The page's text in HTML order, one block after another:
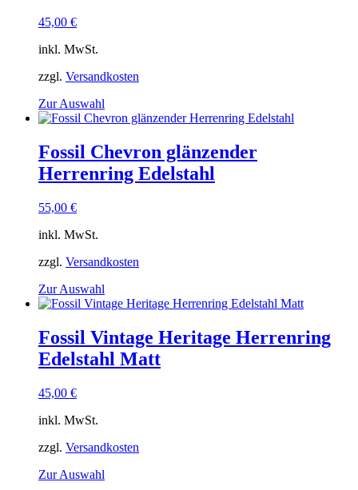
Produktseite
werden
45,00 €
inkl. MwSt.
zzgl. Versandkosten
Zur Auswahl
Produkt
mehrere
Varianten
auf.
Produktseite
werden
Fossil Chevron glänzender
Herrenring Edelstahl
55,00 €
inkl. MwSt.
zzgl. Versandkosten
Zur Auswahl
Produkt
mehrere
Varianten
auf.
Produktseite
werden
Fossil Vintage Heritage Herrenring
Edelstahl Matt
45,00 €
inkl. MwSt.
zzgl. Versandkosten
Zur Auswahl